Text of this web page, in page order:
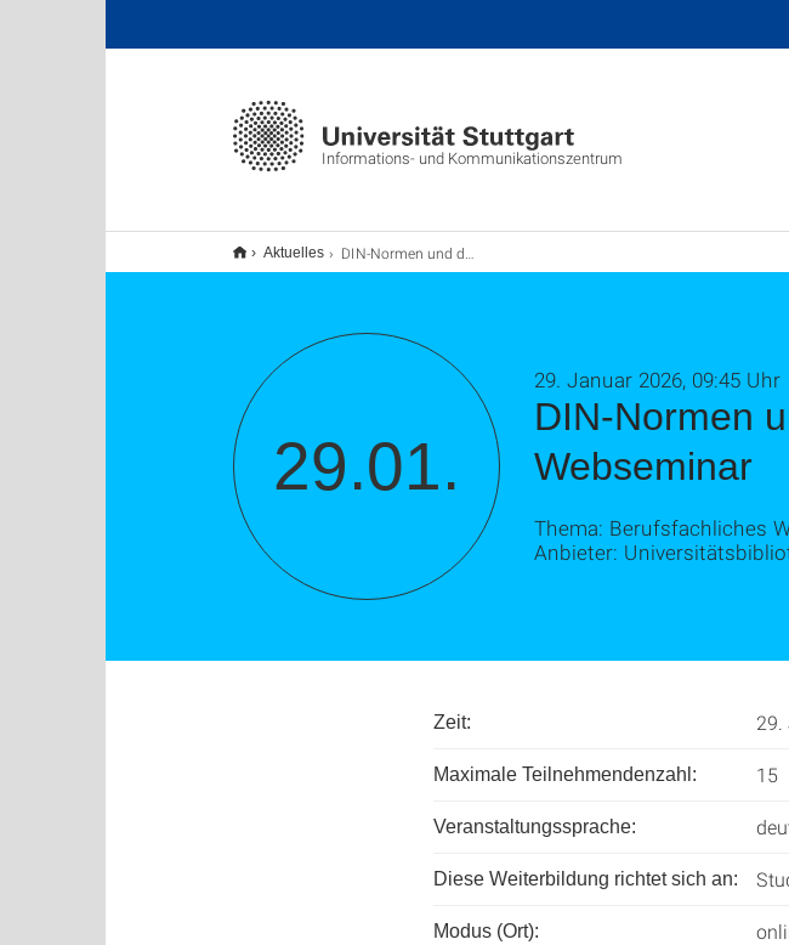
Informations- und Kommunikationszentrum
Aktuelles DIN-Normen und die Datenbank Nautos / Webseminar
29.01.
DIN-Normen
Webseminar
29. Januar 2026, 09:45 Uhr
Thema: Berufsfachliches
Anbieter:
Zeit: 29.
Maximale Teil­nehmenden­zahl: 15
Veranstaltungssprache:
Diese Weiterbildung richtet sich an:
Modus (Ort):